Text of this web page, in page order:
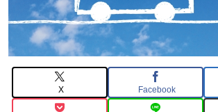
X Facebook